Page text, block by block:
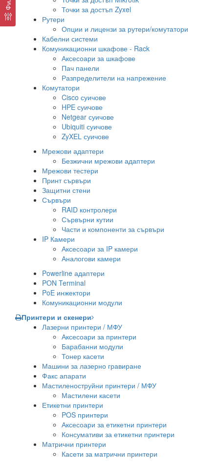
Точки за достъп Zyxel
Рутери
Опции и лицензи за рутери/комутатори
Кабелни системи
Комуникационни шкафове - Rack
Аксесоари за шкафове
Пач панели
Разпределители на напрежение
Комутатори
Cisco суичове
HPE суичове
Netgear суичове
Ubiquiti суичове
ZyXEL суичове
Мрежови адаптери
Безжични мрежови адаптери
Мрежови тестери
Принт сървъри
Защитни стени
Сървъри
RAID контролери
Сървърни кутии
Части и компоненти за сървъри
IP Камери
Аксесоари за IP камери
Аналогови камери
Powerline адаптери
PON Terminal
PoE инжектори
Комуникационни модули
Принтери и скенери
Лазерни принтери / МФУ
Аксесоари за принтери
Барабанни модули
Тонер касети
Машини за лазерно гравиране
Факс апарати
Мастиленоструйни принтери / МФУ
Мастилени касети
Етикетни принтери
POS принтери
Аксесоари за етикетни принтери
Консумативи за етикетни принтери
Матрични принтери
Касети за матрични принтери